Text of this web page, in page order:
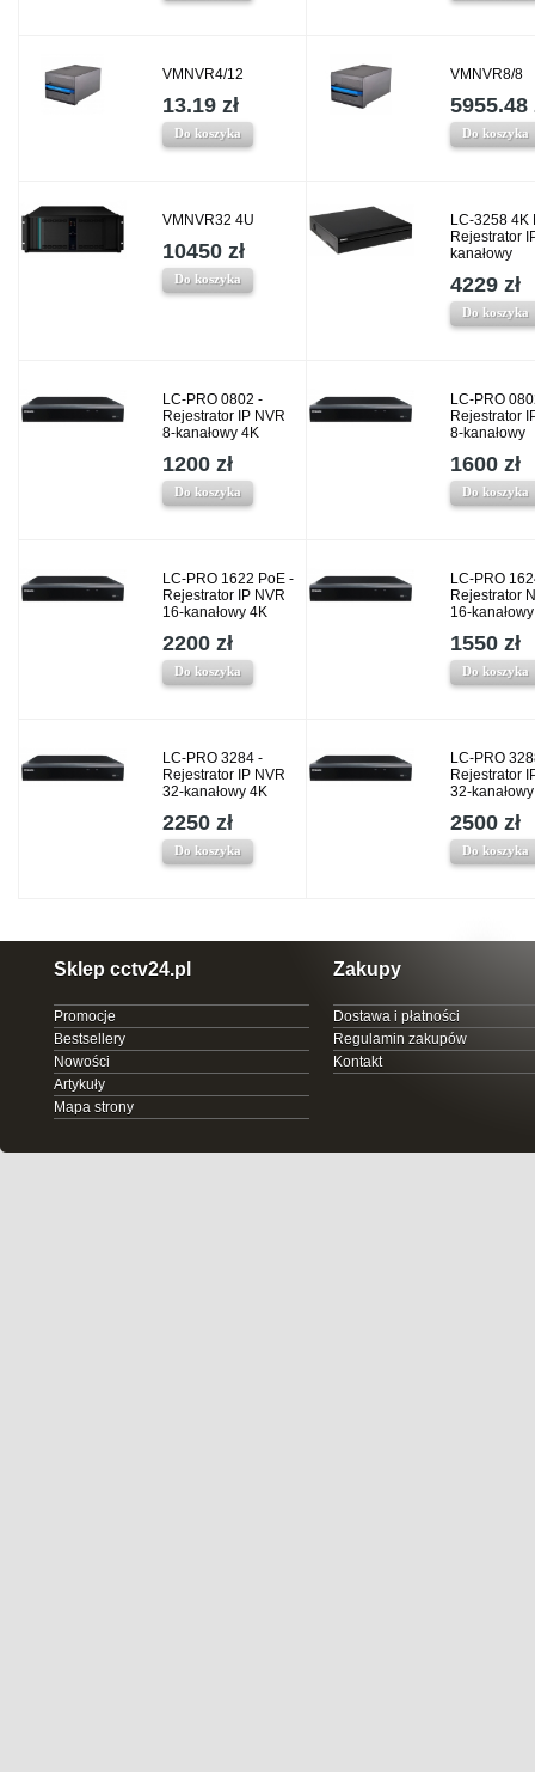
VMNVR4/12
13.19 zł
Do koszyka
VMNVR8/8
5955.48
Do koszyka
VMNVR32 4U
10450 zł
Do koszyka
LC-3258 4K
Rejestrator
kanałowy
4229 zł
Do koszyka
LC-PRO 0802 -
Rejestrator IP NVR
8-kanałowy 4K
1200 zł
Do koszyka
LC-PRO
Rejestrator
8-kanałowy
1600 zł
Do koszyka
LC-PRO 1622 PoE -
Rejestrator IP NVR
16-kanałowy 4K
2200 zł
Do koszyka
LC-PRO
Rejestrator
16-
1550 zł
Do koszyka
LC-PRO 3284 -
Rejestrator IP NVR
32-kanałowy 4K
2250 zł
Do koszyka
LC-PRO
Rejestrator
32-
2500 zł
Do koszyka
Sklep cctv24.pl
Promocje
Bestsellery
Nowości
Artykuły
Mapa strony
Zakupy
Dostawa i płatności
Regulamin zakupów
Kontakt